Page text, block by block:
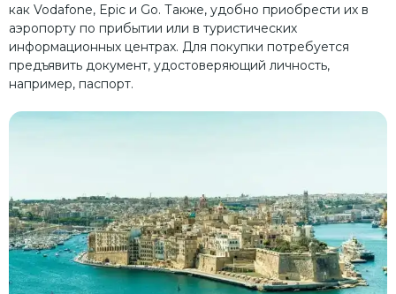
как Vodafone, Epic и Go. Также, удобно приобрести их в
аэропорту по прибытии или в туристических
информационных центрах. Для покупки потребуется
предъявить документ, удостоверяющий личность,
например, паспорт.